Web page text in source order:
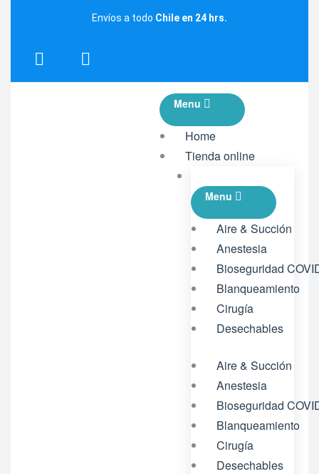
Envíos a todo Chile en 24 hrs.
Menu
Home
Tienda online
Menu
Aire & Succión
Anestesia
Bioseguridad
Blanqueamiento
Cirugía
Desechables
Aire & Succión
Anestesia
Bioseguridad
Blanqueamiento
Cirugía
Desechables